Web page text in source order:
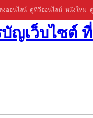
งออนไลน์ ดูทีวีออนไลน์ หนังใหม่
ญเว็บไซต์